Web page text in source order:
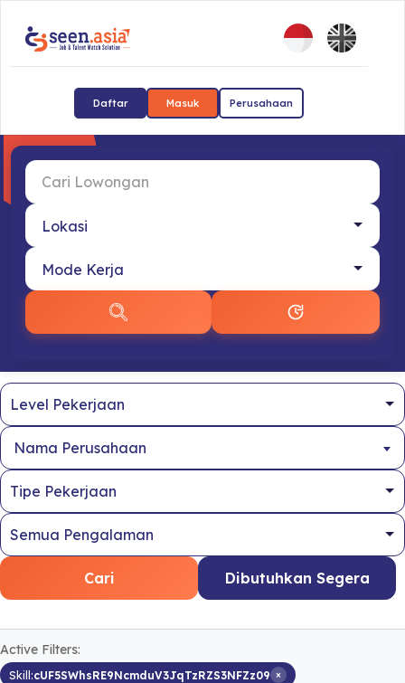
Daftar Masuk Perusahaan
Nama Perusahaan
Cari Dibutuhkan Segera
Active Filters:
Skill:cUF5SWhsRE9NcmduV3JqTzRZS3NFZz09 ×